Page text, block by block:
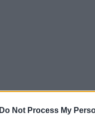
Do Not Process My